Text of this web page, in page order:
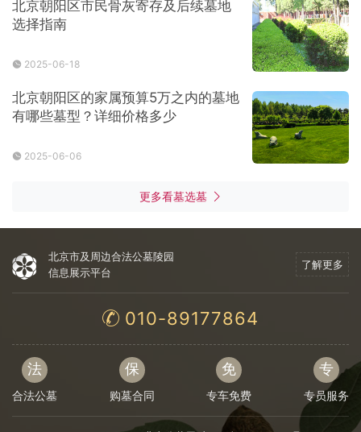
北京朝阳区市民骨灰寄存及后续墓地
选择指南
2025-06-18
北京朝阳区的家属预算5万之内的墓地
有哪些墓型？详细价格多少
2025-06-06
更多看墓选墓
北京市及周边合法公墓陵园
信息展示平台
了解更多
010-89177864
法
合法公墓
保
购墓合同
免
专车免费
专
专员服务